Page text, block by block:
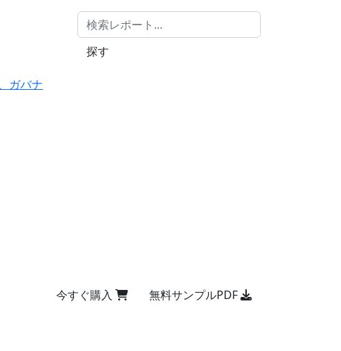
ガバナ
探す
今すぐ購入 無料サンプルPDF